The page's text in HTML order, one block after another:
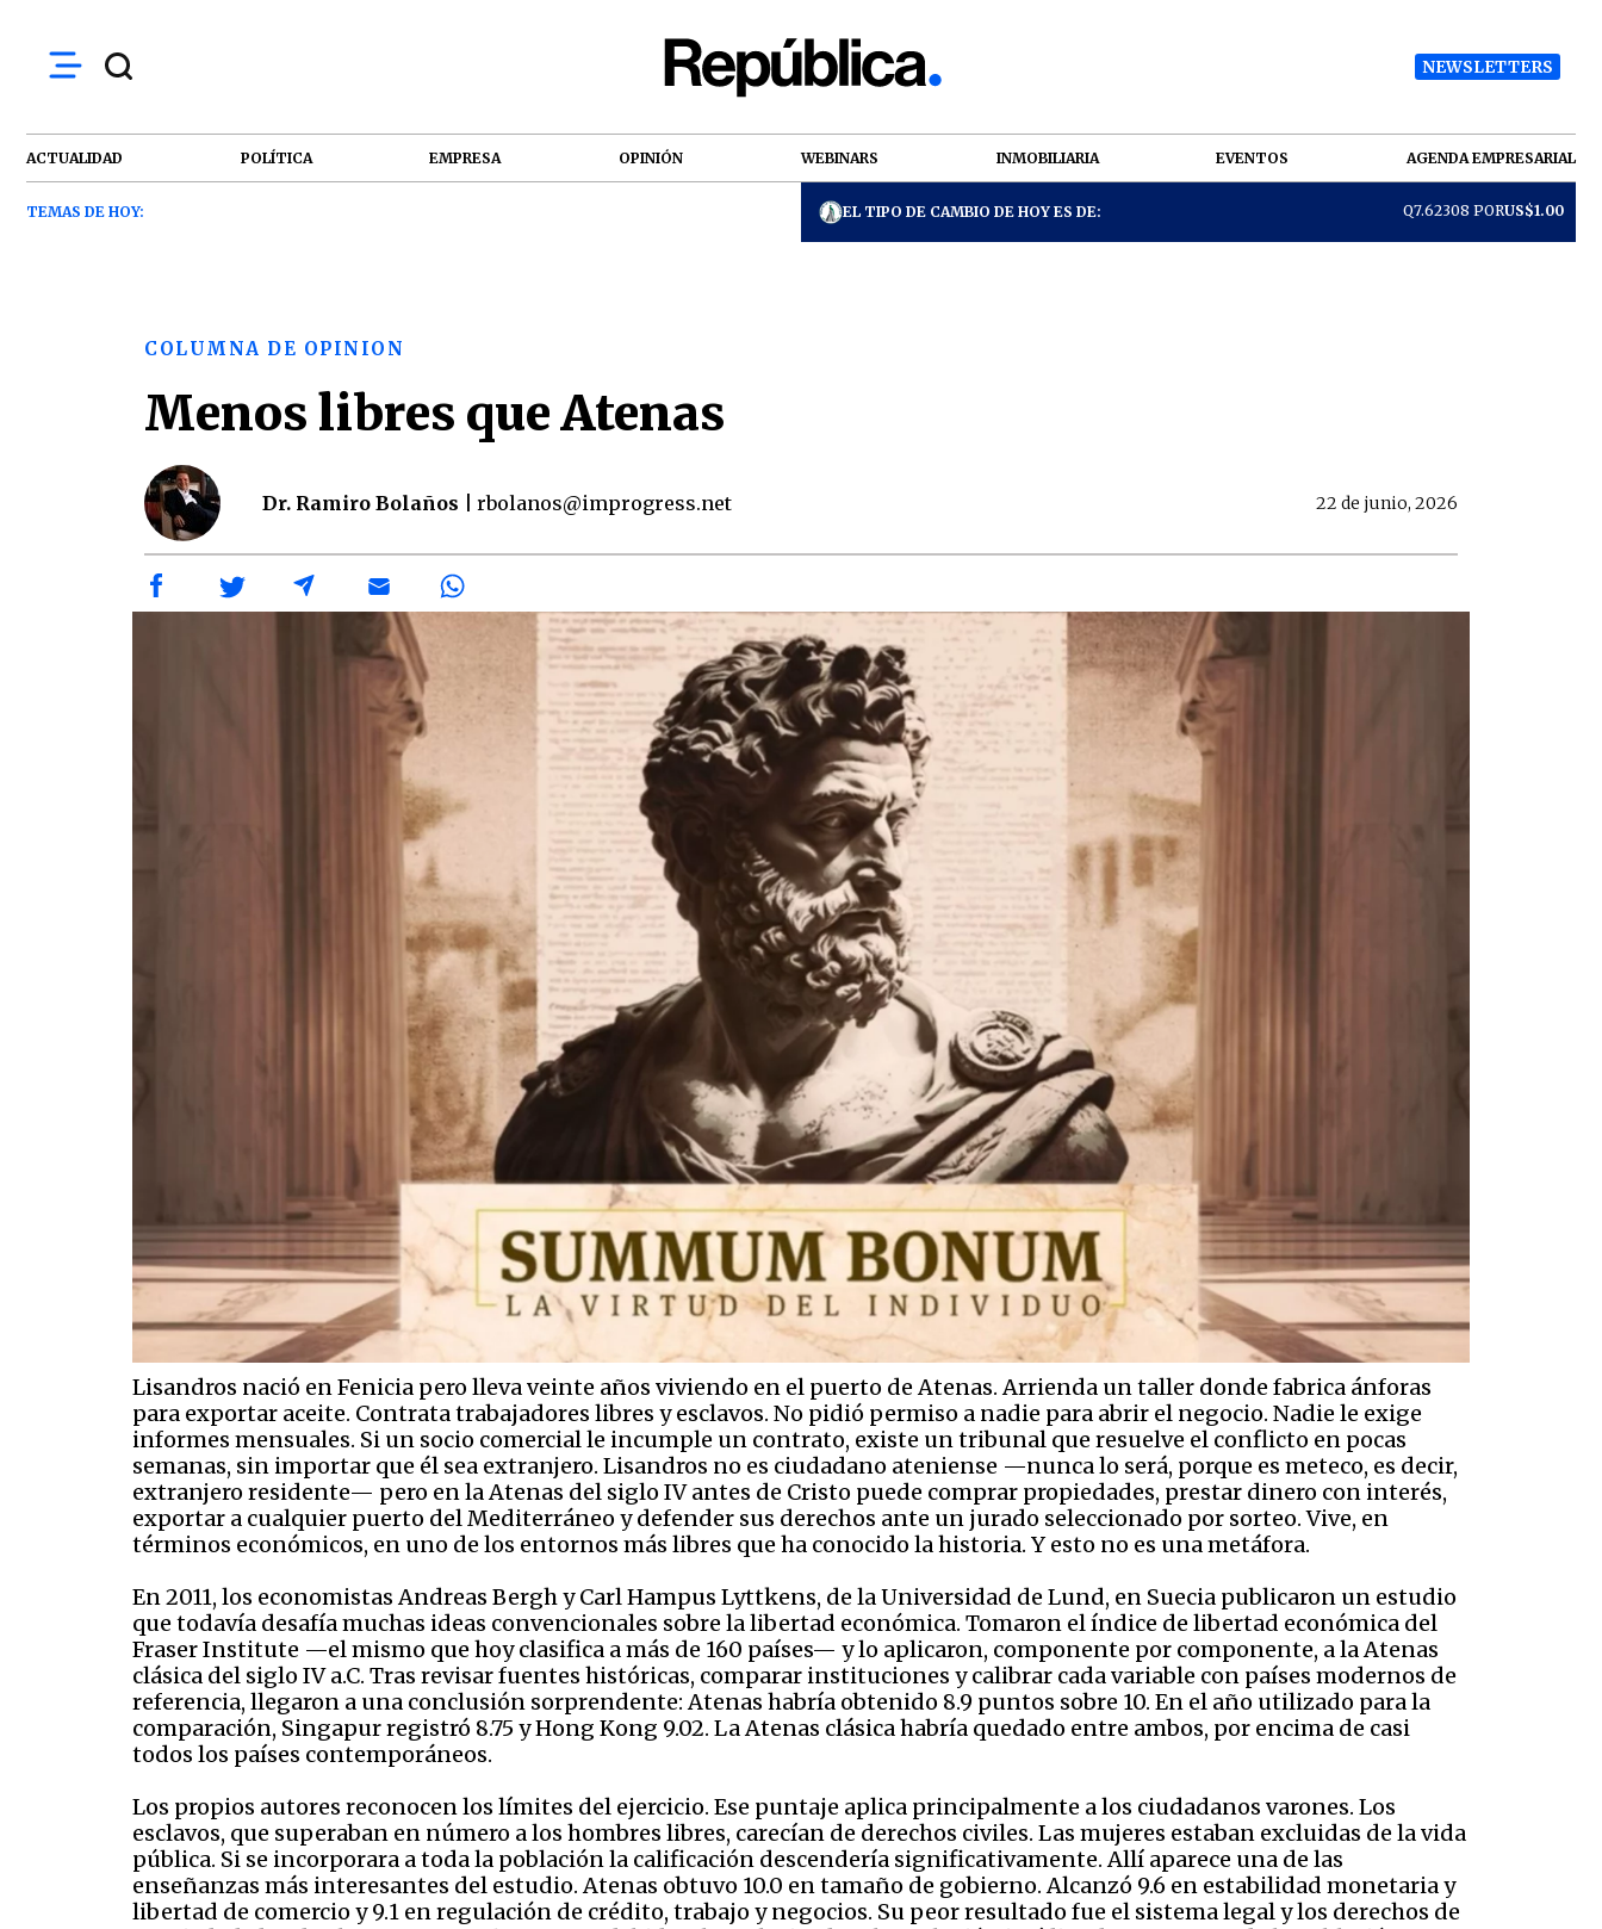
NEWSLETTERS
ACTUALIDAD POLÍTICA EMPRESA OPINIÓN WEBINARS INMOBILIARIA EVENTOS AGENDA EMPRESARIAL
TEMAS DE HOY: EL TIPO DE CAMBIO DE HOY ES DE: Q7.62308 PORUS$1.00
COLUMNA DE OPINION
Menos libres que Atenas
Dr. Ramiro Bolaños | rbolanos@improgress.net 22 de junio, 2026
Lisandros nació en Fenicia pero lleva veinte años viviendo en el puerto de Atenas. Arrienda un taller donde fabrica ánforas
para exportar aceite. Contrata trabajadores libres y esclavos. No pidió permiso a nadie para abrir el negocio. Nadie le exige
informes mensuales. Si un socio comercial le incumple un contrato, existe un tribunal que resuelve el conflicto en pocas
semanas, sin importar que él sea extranjero. Lisandros no es ciudadano ateniense —nunca lo será, porque es meteco, es decir,
extranjero residente— pero en la Atenas del siglo IV antes de Cristo puede comprar propiedades, prestar dinero con interés,
exportar a cualquier puerto del Mediterráneo y defender sus derechos ante un jurado seleccionado por sorteo. Vive, en
términos económicos, en uno de los entornos más libres que ha conocido la historia. Y esto no es una metáfora.
En 2011, los economistas Andreas Bergh y Carl Hampus Lyttkens, de la Universidad de Lund, en Suecia publicaron un estudio
que todavía desafía muchas ideas convencionales sobre la libertad económica. Tomaron el índice de libertad económica del
Fraser Institute —el mismo que hoy clasifica a más de 160 países— y lo aplicaron, componente por componente, a la Atenas
clásica del siglo IV a.C. Tras revisar fuentes históricas, comparar instituciones y calibrar cada variable con países modernos de
referencia, llegaron a una conclusión sorprendente: Atenas habría obtenido 8.9 puntos sobre 10. En el año utilizado para la
comparación, Singapur registró 8.75 y Hong Kong 9.02. La Atenas clásica habría quedado entre ambos, por encima de casi
todos los países contemporáneos.
Los propios autores reconocen los límites del ejercicio. Ese puntaje aplica principalmente a los ciudadanos varones. Los
esclavos, que superaban en número a los hombres libres, carecían de derechos civiles. Las mujeres estaban excluidas de la vida
pública. Si se incorporara a toda la población la calificación descendería significativamente. Allí aparece una de las
enseñanzas más interesantes del estudio. Atenas obtuvo 10.0 en tamaño de gobierno. Alcanzó 9.6 en estabilidad monetaria y
libertad de comercio y 9.1 en regulación de crédito, trabajo y negocios. Su peor resultado fue el sistema legal y los derechos de